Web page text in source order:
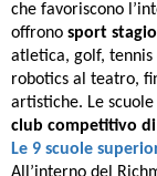
che favoriscono
offrono sport
atletica, golf, tennis
robotics al teatro,
artistiche. Le
club competitivo
Le 9 scuole